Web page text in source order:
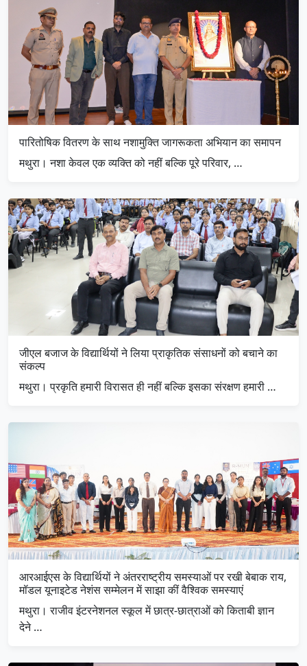
पारितोषिक वितरण के साथ नशामुक्ति जागरूकता अभियान का समापन
मथुरा। नशा केवल एक व्यक्ति को नहीं बल्कि पूरे परिवार, …
जीएल बजाज के विद्यार्थियों ने लिया प्राकृतिक संसाधनों को बचाने का
संकल्प
मथुरा। प्रकृति हमारी विरासत ही नहीं बल्कि इसका संरक्षण हमारी …
आरआईएस के विद्यार्थियों ने अंतरराष्ट्रीय समस्याओं पर रखी बेबाक राय,
मॉडल यूनाइटेड नेशंस सम्मेलन में साझा कीं वैश्विक समस्याएं
मथुरा। राजीव इंटरनेशनल स्कूल में छात्र-छात्राओं को किताबी ज्ञान
देने …